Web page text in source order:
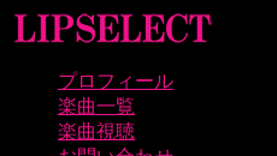
プロフィール
楽曲一覧
楽曲視聴